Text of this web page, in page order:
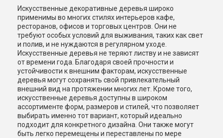
Искусственные декоративные деревья широко
применимы во многих стилях интерьеров кафе,
ресторанов, офисов и торговых центров. Они не
требуют особых условий для выживания, таких как свет
и полив, и не нуждаются в регулярном уходе.
Искусственные деревья не теряют листву и не зависят
от времени года. Благодаря своей прочности и
устойчивости к внешним факторам, искусственные
деревья могут сохранять свой привлекательный
внешний вид на протяжении многих лет. Кроме того,
искусственные деревья доступны в широком
ассортименте форм, размеров и стилей, что позволяет
выбирать именно тот вариант, который идеально
подходит для конкретного дизайна. Они также могут
быть легко перемещены и переставлены по мере